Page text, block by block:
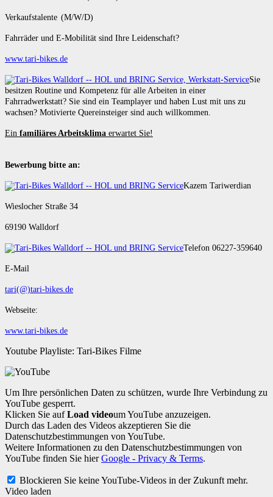
Verkaufstalente (M/W/D)
Fahrräder und E-Mobilität sind Ihre Leidenschaft?
www.tari-bikes.de
Sie
besitzen Routine und Kompetenz für alle Arbeiten in einer
Fahrradwerkstatt? Sie sind ein Teamplayer und haben Lust mit uns zu
wachsen? Motivierte Quereinsteiger sind auch willkommen.
Ein familiäres Arbeitsklima erwartet Sie!
Bewerbung bitte an:
Kazem Tariwerdian
Wieslocher Straße 34
69190 Walldorf
Telefon 06227-359640
E-Mail
tari(@)tari-bikes.de
Webseite:
www.tari-bikes.de
Youtube Playliste: Tari-Bikes Filme
Um Ihre persönlichen Daten zu schützen, wurde Ihre Verbindung zu
YouTube gesperrt.
Klicken Sie aufLoad videoum YouTube anzuzeigen.
Durch das Laden des Videos akzeptieren Sie die
Datenschutzbestimmungen von YouTube.
Weitere Informationen zu den Datenschutzbestimmungen von
YouTube finden Sie hierGoogle - Privacy & Terms.
Blockieren Sie keine YouTube-Videos in der Zukunft mehr.
Video laden